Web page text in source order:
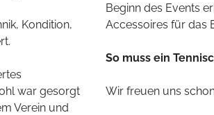
Kondition,
war gesorgt
Verein und
Beginn des Events
Accessoires für das
So muss ein
Wir freuen uns